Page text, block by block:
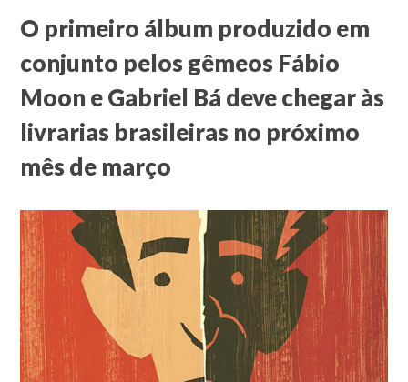
O primeiro álbum produzido em
conjunto pelos gêmeos Fábio
Moon e Gabriel Bá deve chegar às
livrarias brasileiras no próximo
mês de março